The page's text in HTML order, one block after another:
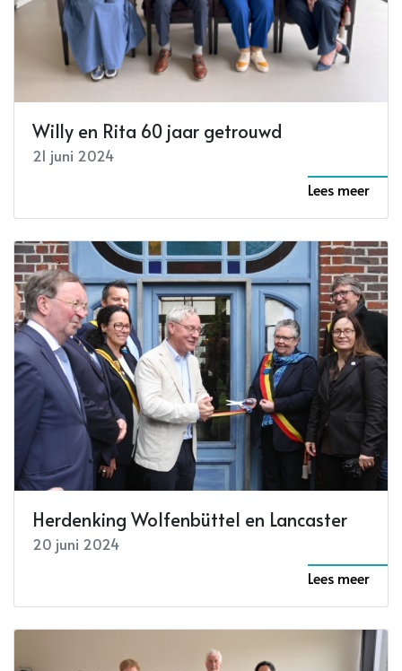
Willy en Rita 60 jaar getrouwd
21 juni 2024
Lees meer
Herdenking Wolfenbüttel en Lancaster
20 juni 2024
Lees meer